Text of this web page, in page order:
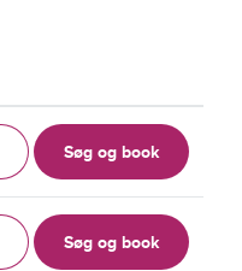
Søg og book
Søg og book